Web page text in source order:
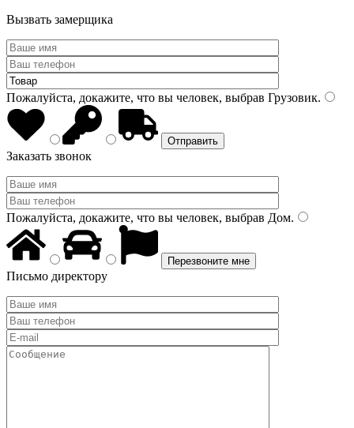
Вызвать замерщика
Пожалуйста, докажите, что вы человек, выбрав Грузовик.
Заказать звонок
Пожалуйста, докажите, что вы человек, выбрав Дом.
Письмо директору